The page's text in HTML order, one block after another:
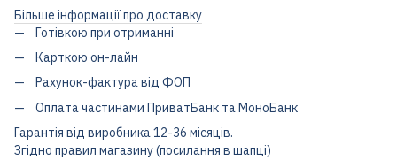
Більше інформації про доставку
Готівкою при отриманні
Карткою он-лайн
Рахунок-фактура від ФОП
Оплата частинами ПриватБанк та МоноБанк
Гарантія від виробника 12-36 місяців.
Згідно правил магазину (посилання в шапці)